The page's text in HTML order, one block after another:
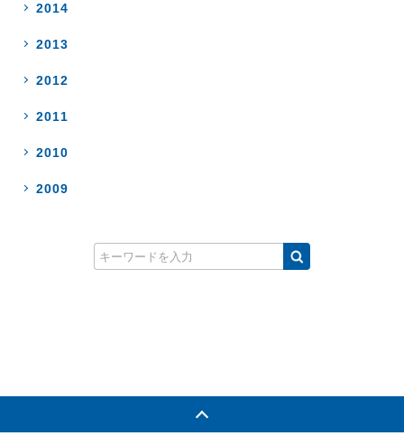
2014
2013
2012
2011
2010
2009